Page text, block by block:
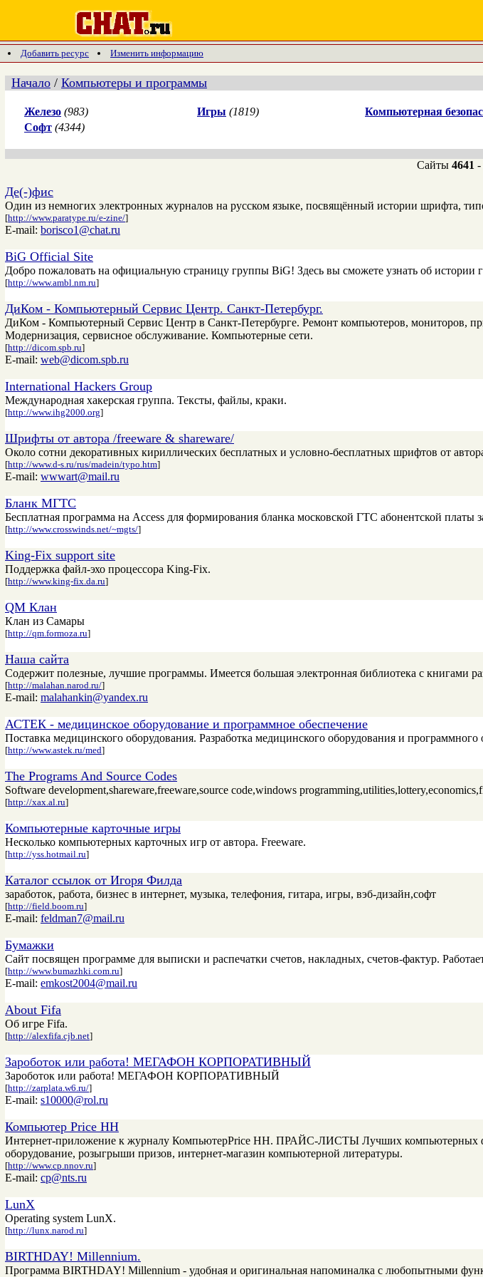
Добавить ресурс Изменить информацию
Начало / Компьютеры и программы
Железо (983) Игры (1819) Компьютерная
Софт (4344)
Сайты 4641 -
Де(-)фис
Один из немногих электронных журналов на русском языке, посвящённый истории шрифта,
[http://www.paratype.ru/e-zine/]
E-mail: borisco1@chat.ru
BiG Official Site
Добро пожаловать на официальную страницу группы BiG! Здесь вы сможете узнать об истории
[http://www.ambl.nm.ru]
ДиКом - Компьютерный Сервис Центр. Санкт-Петербург.
ДиКом - Компьютерный Сервис Центр в Санкт-Петербурге. Ремонт компьютеров, мониторов,
Модернизация, сервисное обслуживание. Компьютерные сети.
[http://dicom.spb.ru]
E-mail: web@dicom.spb.ru
International Hackers Group
Международная хакерская группа. Тексты, файлы, краки.
[http://www.ihg2000.org]
Шрифты от автора /freeware & shareware/
Около сотни декоративных кириллических бесплатных и условно-бесплатных шрифтов от
[http://www.d-s.ru/rus/madein/typo.htm]
E-mail: wwwart@mail.ru
Бланк МГТС
Бесплатная программа на Access для формирования бланка московской ГТС абонентской платы
[http://www.crosswinds.net/~mgts/]
King-Fix support site
Поддержка файл-эхо процессора King-Fix.
[http://www.king-fix.da.ru]
QM Клан
Клан из Самары
[http://qm.formoza.ru]
Наша сайта
Содержит полезные, лучшие программы. Имеется большая электронная библиотека с книгами
[http://malahan.narod.ru/]
E-mail: malahankin@yandex.ru
АСТЕК - медицинское оборудование и программное обеспечение
Поставка медицинского оборудования. Разработка медицинского оборудования и
[http://www.astek.ru/med]
The Programs And Source Codes
Software development,shareware,freeware,source code,windows
[http://xax.al.ru]
Компьютерные карточные игры
Несколько компьютерных карточных игр от автора. Freeware.
[http://yss.hotmail.ru]
Каталог ссылок от Игоря Филда
заработок, работа, бизнес в интернет, музыка, телефония, гитара, игры, вэб-дизайн,софт
[http://field.boom.ru]
E-mail: feldman7@mail.ru
Бумажки
Сайт посвящен программе для выписки и распечатки счетов, накладных, счетов-фактур.
[http://www.bumazhki.com.ru]
E-mail: emkost2004@mail.ru
About Fifa
Об игре Fifa.
[http://alexfifa.cjb.net]
Зароботок или работа! МЕГАФОН КОРПОРАТИВНЫЙ
Зароботок или работа! МЕГАФОН КОРПОРАТИВНЫЙ
[http://zarplata.w6.ru/]
E-mail: s10000@rol.ru
Компьютер Price НН
Интернет-приложение к журналу КомпьютерPrice НН. ПРАЙС-ЛИСТЫ Лучших компьютерных
оборудование, розыгрыши призов, интернет-магазин компьютерной литературы.
[http://www.cp.nnov.ru]
E-mail: cp@nts.ru
LunX
Operating system LunX.
[http://lunx.narod.ru]
BIRTHDAY! Millennium.
Программа BIRTHDAY! Millennium - удобная и оригинальная напоминалка с любопытными